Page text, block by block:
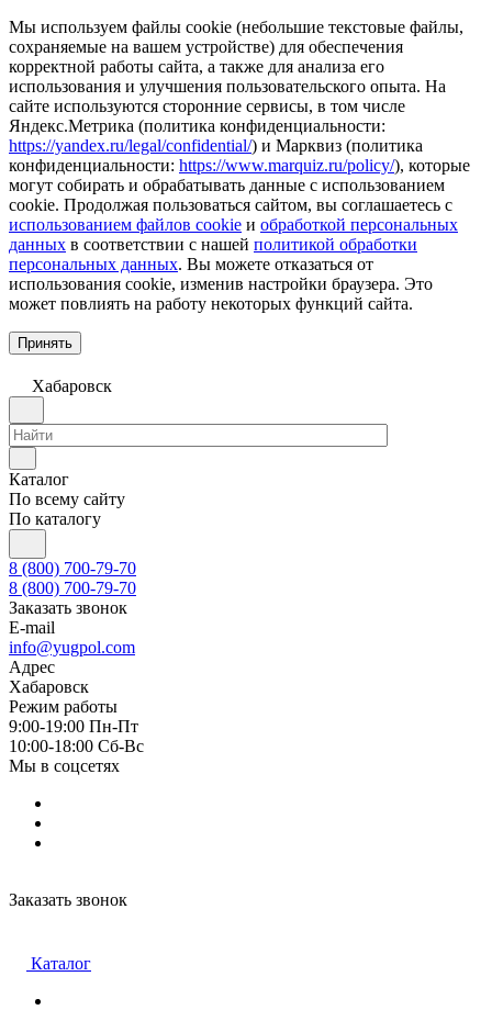
Мы используем файлы cookie (небольшие текстовые файлы,
сохраняемые на вашем устройстве) для обеспечения
корректной работы сайта, а также для анализа его
использования и улучшения пользовательского опыта. На
сайте используются сторонние сервисы, в том числе
Яндекс.Метрика (политика конфиденциальности:
https://yandex.ru/legal/confidential/) и Марквиз (политика
конфиденциальности: https://www.marquiz.ru/policy/), которые
могут собирать и обрабатывать данные с использованием
cookie. Продолжая пользоваться сайтом, вы соглашаетесь с
использованием файлов cookie и обработкой персональных
данных в соответствии с нашей политикой обработки
персональных данных. Вы можете отказаться от
использования cookie, изменив настройки браузера. Это
может повлиять на работу некоторых функций сайта.
Принять
Хабаровск
Каталог
По всему сайту
По каталогу
8 (800) 700-79-70
8 (800) 700-79-70
Заказать звонок
E-mail
info@yugpol.com
Адрес
Хабаровск
Режим работы
9:00-19:00 Пн-Пт
10:00-18:00 Cб-Вс
Мы в соцсетях
Заказать звонок
Каталог